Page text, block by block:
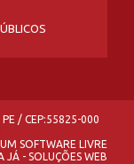
/ CEP:55825-000
SOFTWARE LIVRE
JÁ - SOLUÇÕES WEB